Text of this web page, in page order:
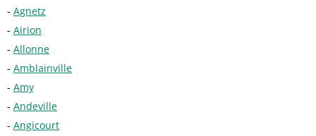
Agnetz
Airion
Allonne
Amblainville
Amy
Andeville
Angicourt